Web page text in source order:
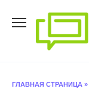
ГЛАВНАЯ СТРАНИЦА »